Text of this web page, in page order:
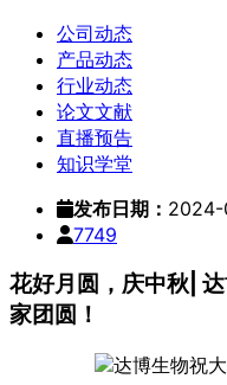
公司动态
产品动态
行业动态
论文文献
直播预告
知识学堂
发布日期： 2024-
7749
花好月圆，庆中秋|
家团圆！